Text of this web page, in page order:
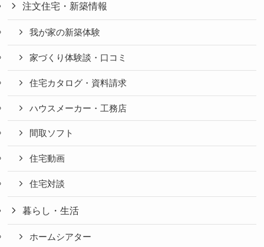
注文住宅・新築情報
我が家の新築体験
家づくり体験談・口コミ
住宅カタログ・資料請求
ハウスメーカー・工務店
間取ソフト
住宅動画
住宅対談
暮らし・生活
ホームシアター